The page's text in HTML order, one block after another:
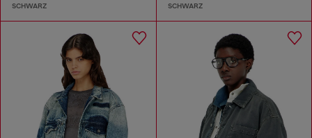
SCHWARZ SCHWARZ